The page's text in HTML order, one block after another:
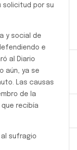
solicitud por su
y social de
e
al Diario
aún, ya se
Las causas
de la
recibía
al sufragio